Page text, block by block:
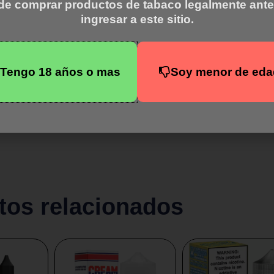
y lo combina con una mermelada de damasco bastante
relacionados
producto
Este
comprar productos de tabaco legalmente
ingresar a este sitio.
Tengo 18 años o mas Soy menor de